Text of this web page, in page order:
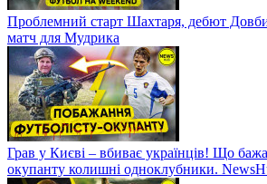
Проблемний старт Шахтаря, дебют
матч для Мудрика
Грав у Києві – вбиває українців! Що
окупанту колишні одноклубники.